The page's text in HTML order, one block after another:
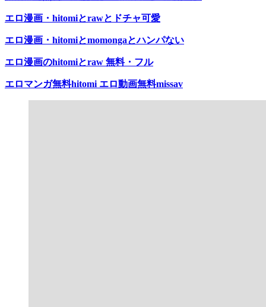
エロ漫画・hitomiとrawとドチャ可愛
エロ漫画・hitomiとmomongaとハンパない
エロ漫画のhitomiとraw 無料・フル
エロマンガ無料hitomi エロ動画無料missav